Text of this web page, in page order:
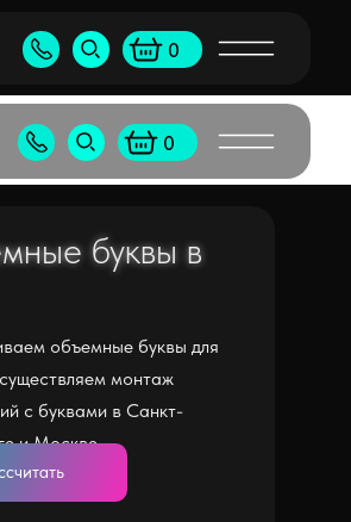
0
+7 (905) 538-80-50
+7 (495) 065-55-96
0
буквы в
объемные буквы для
монтаж
с буквами в Санкт-
и Москве
буквы в